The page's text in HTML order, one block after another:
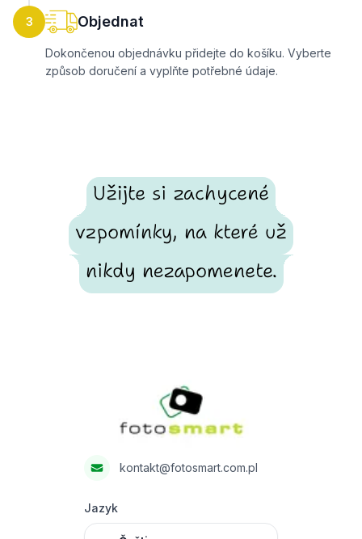
3 Objednat
Dokončenou objednávku přidejte do košíku. Vyberte
způsob doručení a vyplňte potřebné údaje.
Užijte si zachycené
vzpomínky, na které už
nikdy nezapomenete.
kontakt@fotosmart.com.pl
Jazyk